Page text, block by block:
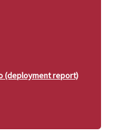
(deployment report)